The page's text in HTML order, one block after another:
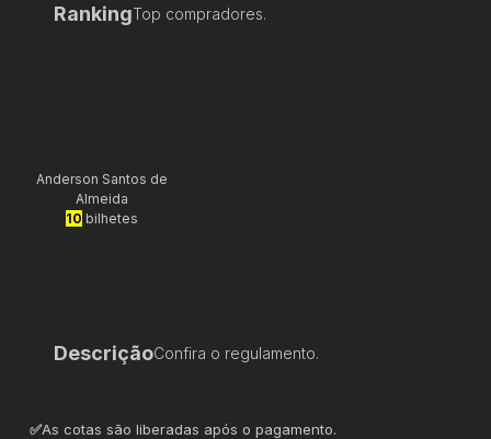
RankingTop compradores.
Anderson Santos de
Almeida
10 bilhetes
DescriçãoConfira o regulamento.
✅As cotas são liberadas após o pagamento.